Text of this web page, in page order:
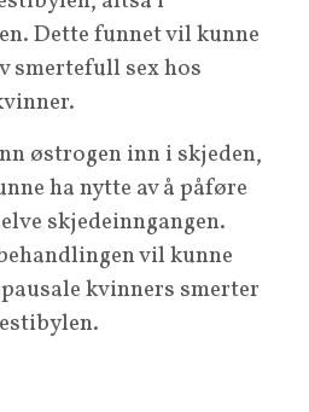
Dette funnet vil kunne
smertefull sex hos
østrogen inn i skjeden,
ha nytte av å påføre
skjedeinngangen.
vil kunne
kvinners smerter